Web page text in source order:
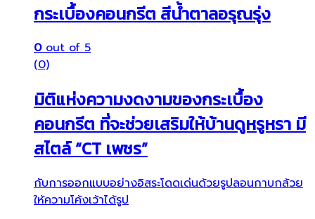
กระเบื้องคอนกรีต สีน้ำตาลอรุณรุ่ง
0out of 5
(0)
มิติแห่งความงดงามของกระเบื้อง
คอนกรีต ที่จะช่วยเสริมให้บ้านดูหรูหรา มี
สไตล์ “CT เพชร”
กับการออกแบบอย่างอิสระโดดเด่นด้วยรูปลอนกาบกล้วย
ให้ความโค้งเว้าได้รูป